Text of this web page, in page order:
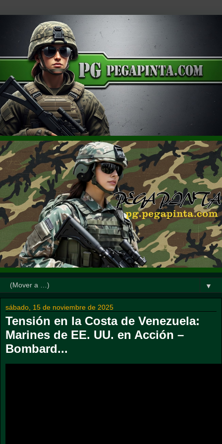
▼
sábado, 15 de noviembre de 2025
Tensión en la Costa de Venezuela:
Marines de EE. UU. en Acción –
Bombard...